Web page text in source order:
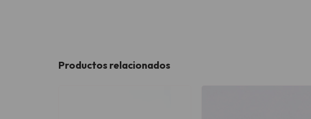
Productos relacionados